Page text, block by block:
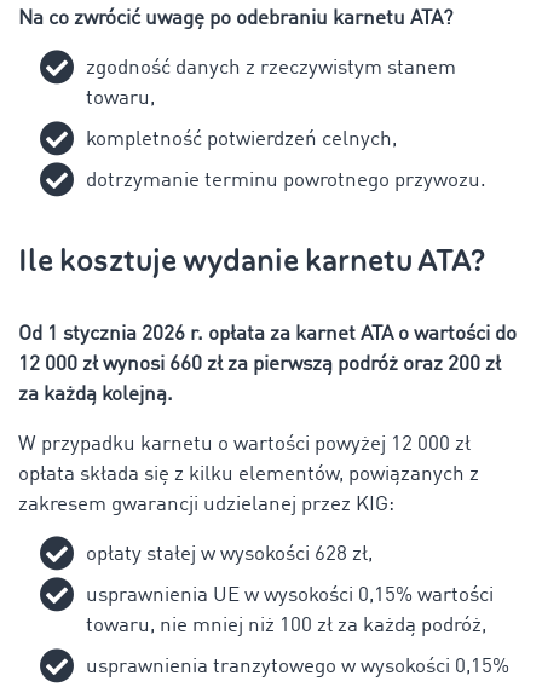
Na co zwrócić uwagę po odebraniu karnetu ATA?
zgodność danych z rzeczywistym stanem
towaru,
kompletność potwierdzeń celnych,
dotrzymanie terminu powrotnego przywozu.
Ile kosztuje wydanie karnetu ATA?
Od 1 stycznia 2026 r. opłata za karnet ATA o wartości do
12 000 zł wynosi 660 zł za pierwszą podróż oraz 200 zł
za każdą kolejną.
W przypadku karnetu o wartości powyżej 12 000 zł
opłata składa się z kilku elementów, powiązanych z
zakresem gwarancji udzielanej przez KIG:
opłaty stałej w wysokości 628 zł,
usprawnienia UE w wysokości 0,15% wartości
towaru, nie mniej niż 100 zł za każdą podróż,
usprawnienia tranzytowego w wysokości 0,15%